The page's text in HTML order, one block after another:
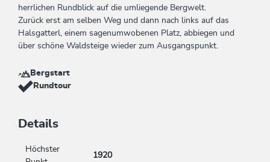
herrlichen Rundblick auf die umliegende Bergwelt.
Zurück erst am selben Weg und dann nach links auf das
Halsgatterl, einem sagenumwobenen Platz, abbiegen und
über schöne Waldsteige wieder zum Ausgangspunkt.
Bergstart
Rundtour
Details
Höchster
1920